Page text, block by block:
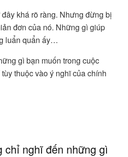
khá rõ ràng. Nhưng đừng bị
đơn của nó. Những gì giúp
luẩn quẩn ấy…
gì bạn muốn trong cuộc
thuộc vào ý nghĩ của chính
chỉ nghĩ đến những gì